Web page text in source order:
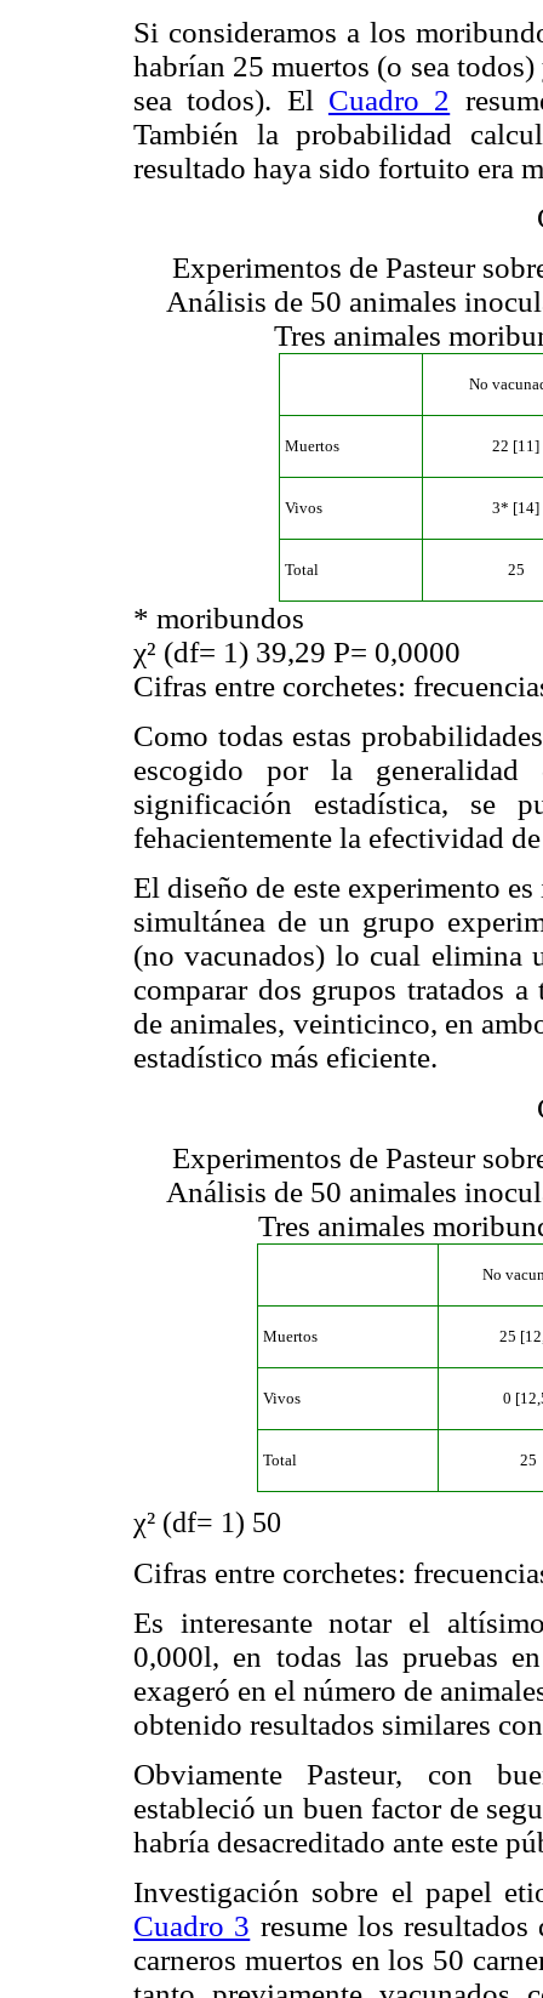
Si consideramos a los
habrían 25 muertos (o sea
sea todos). El Cuadro 2
También la probabilidad
resultado haya sido fortuito era
Experimentos de Pasteur
Análisis de 50 animales
Tres animales
No
Muertos 22 [11]
Vivos 3* [14]
Total 25
* moribundos
χ² (df= 1) 39,29 P= 0,0000
Cifras entre corchetes:
Como todas estas
escogido por la
significación estadística, se
fehacientemente la efectividad
El diseño de este experimento
simultánea de un grupo
(no vacunados) lo cual elimina
comparar dos grupos tratados
de animales, veinticinco, en
estadístico más eficiente.
Experimentos de Pasteur
Análisis de 50 animales
Tres animales
No
Muertos 25
Vivos 0
Total 25
χ² (df= 1) 50
Cifras entre corchetes:
Es interesante notar el
0,000l, en todas las pruebas
exageró en el número de
obtenido resultados similares
Obviamente Pasteur, con
estableció un buen factor de
habría desacreditado ante este
Investigación sobre el papel
Cuadro 3 resume los
carneros muertos en los 50